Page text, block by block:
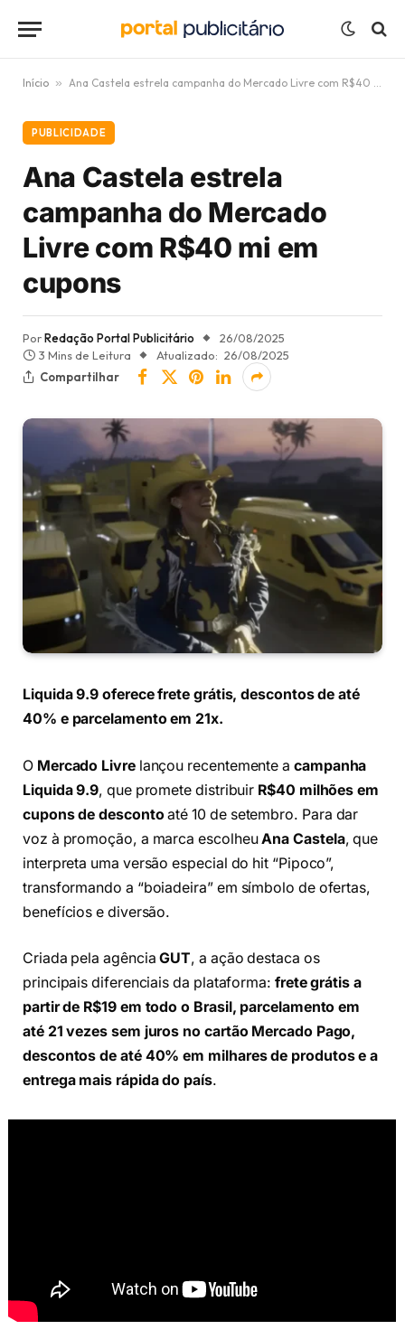
Início » Ana Castela estrela campanha do Mercado Livre com R$40 mi em cupons
PUBLICIDADE
Ana Castela estrela
campanha do Mercado
Livre com R$40 mi em
cupons
PorRedação Portal Publicitário
26/08/2025
3 Mins de Leitura
Atualizado: 26/08/2025
Compartilhar
Liquida 9.9 oferece frete grátis, descontos de até
40% e parcelamento em 21x.
O Mercado Livrelançou recentemente a campanha
Liquida 9.9, que promete distribuir R$40 milhões em
cupons de descontoaté 10 de setembro. Para dar
voz à promoção, a marca escolheuAna Castela, que
interpreta uma versão especial do hit “Pipoco”,
transformando a “boiadeira” em símbolo de ofertas,
benefícios e diversão.
Criada pela agênciaGUT, a ação destaca os
principais diferenciais da plataforma: frete grátis a
partir de R$19 em todo o Brasil, parcelamento em
até 21 vezes sem juros no cartão Mercado Pago,
descontos de até 40% em milhares de produtos e a
entrega mais rápida do país.